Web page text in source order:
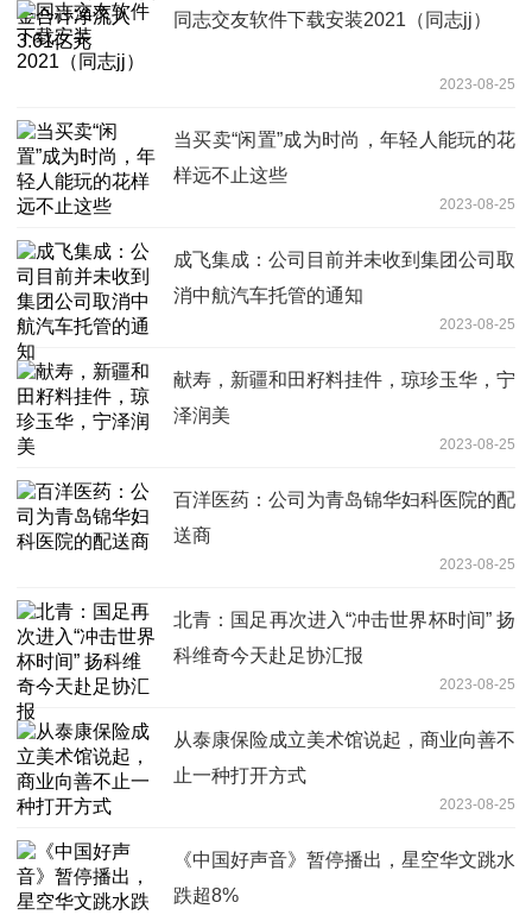
同志交友软件下载安装2021（同志jj）
2023-08-25
当买卖“闲置”成为时尚，年轻人能玩的花
样远不止这些
2023-08-25
成飞集成：公司目前并未收到集团公司取
消中航汽车托管的通知
2023-08-25
献寿，新疆和田籽料挂件，琼珍玉华，宁
泽润美
2023-08-25
百洋医药：公司为青岛锦华妇科医院的配
送商
2023-08-25
北青：国足再次进入“冲击世界杯时间” 扬
科维奇今天赴足协汇报
2023-08-25
从泰康保险成立美术馆说起，商业向善不
止一种打开方式
2023-08-25
《中国好声音》暂停播出，星空华文跳水
跌超8%